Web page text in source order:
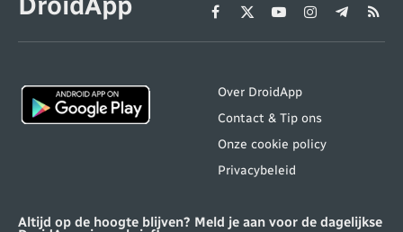
Facebook
X
(Twitter)
YouTubeInstagram
Telegram
RSS
Over DroidApp
Contact & Tip ons
Onze cookie policy
Privacybeleid
Altijd op de hoogte blijven? Meld je aan voor de dagelijkse